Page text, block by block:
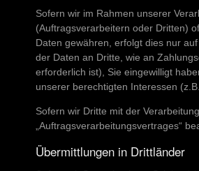
Sofern wir im Rahmen unserer
(Auftragsverarbeitern oder Dritten)
Daten gewähren, erfolgt dies nur
der Daten an Dritte, wie an
erforderlich ist), Sie eingewilligt
unserer berechtigten Interessen
Sofern wir Dritte mit der
„Auftragsverarbeitungsvertrages“
Übermittlungen in Drittländer